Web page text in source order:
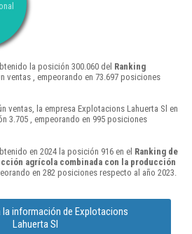
la posición 300.060 del Ranking
ventas , empeorando en 73.697 posiciones
ventas, la empresa Explotacions Lahuerta Sl en
3.705 , empeorando en 995 posiciones
en 2024 la posición 916 en el Ranking de
agrícola combinada con la producción
en 282 posiciones respecto al año 2023.
información de Explotacions
Lahuerta Sl